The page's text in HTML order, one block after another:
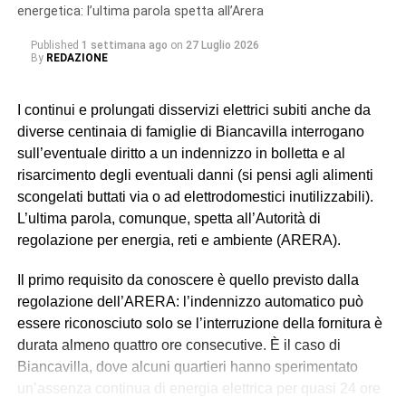
breve termine». Il tempo previsto per la riparazione è
energetica: l’ultima parola spetta all’Arera
Published 1 settimana ago on 27 Luglio 2026
By REDAZIONE
I continui e prolungati disservizi elettrici subiti anche da
diverse centinaia di famiglie di Biancavilla interrogano
sull’eventuale diritto a un indennizzo in bolletta e al
risarcimento degli eventuali danni (si pensi agli alimenti
scongelati buttati via o ad elettrodomestici inutilizzabili).
L’ultima parola, comunque, spetta all’Autorità di
regolazione per energia, reti e ambiente (ARERA).
Il primo requisito da conoscere è quello previsto dalla
regolazione dell’ARERA: l’indennizzo automatico può
essere riconosciuto solo se l’interruzione della fornitura è
durata almeno quattro ore consecutive. È il caso di
Biancavilla, dove alcuni quartieri hanno sperimentato
un’assenza continua di energia elettrica per quasi 24 ore